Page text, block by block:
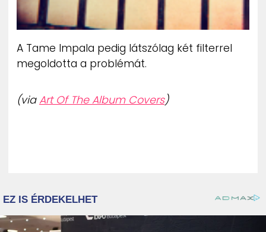
A Tame Impala pedig látszólag két filterrel
megoldotta a problémát.
(viaArt Of The Album Covers)